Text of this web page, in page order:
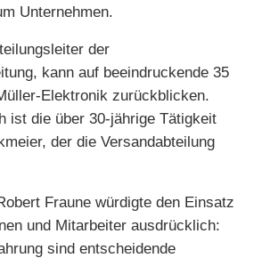
Unternehmen.
der
kann auf beeindruckende 35
Elektronik zurückblicken.
ist die über 30-jährige Tätigkeit
der die Versandabteilung
Fraune würdigte den Einsatz
und Mitarbeiter ausdrücklich:
sind entscheidende